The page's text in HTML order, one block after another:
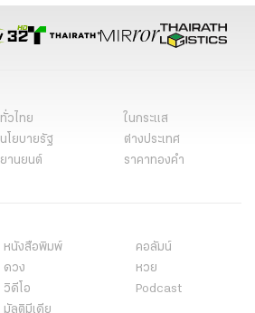
ทั่วไทย
ในกระแส
นโยบายรัฐ
ต่างประเทศ
ยานยนต์
ราคาทองคำ
หนังสือพิมพ์
คอลัมน์
ดวง
หวย
วิดีโอ
Podcast
มัลติมีเดีย